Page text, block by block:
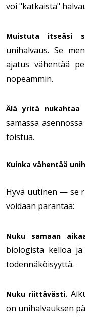
voi "katkaista"
Muistuta itseäsi
unihalvaus. Se
ajatus vähentää
nopeammin.
Älä yritä nukahtaa
samassa
toistua.
Kuinka vähentää
Hyvä uutinen — se
voidaan parantaa:
Nuku samaan
biologista kelloa ja
todennäköisyyttä.
Nuku riittävästi.
on unihalvauksen